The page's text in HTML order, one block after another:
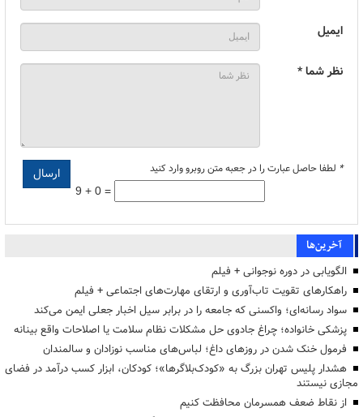
ایمیل
نظر شما *
* لطفا حاصل عبارت را در جعبه متن روبرو وارد کنید
9 + 0 =
آخرین‌ها
الگویابی در دوره نوجوانی + فیلم
راهکارهای تقویت تاب‌آوری و ارتقای مهارت‌های اجتماعی + فیلم
سواد رسانه‌ای؛ واکسنی که جامعه را در برابر سیل اخبار جعلی ایمن می‌کند
پزشکی خانواده؛ چراغ جادوی حل مشکلات نظام سلامت یا اصلاحات واقع بینانه
فرمول خنک شدن در روزهای داغ؛ لباس‌های مناسب نوزادان و سالمندان
هشدار پلیس تهران بزرگ به «کودک‌بلاگرها»؛ کودکان، ابزار کسب درآمد در فضای
مجازی نیستند
از نقاط ضعف همسرمان محافظت کنیم